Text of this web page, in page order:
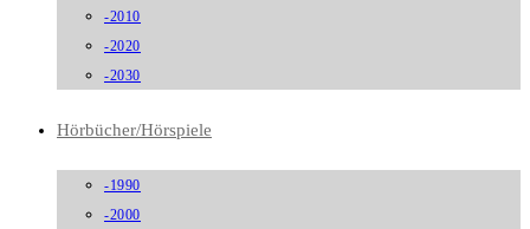
-2010
-2020
-2030
Hörbücher/Hörspiele
-1990
-2000